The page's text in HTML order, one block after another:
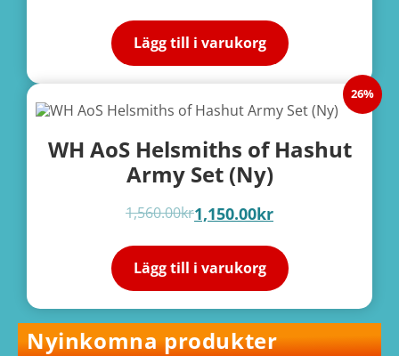
Lägg till i varukorg
26%
WH AoS Helsmiths of Hashut
Army Set (Ny)
1,560.00kr1,150.00kr
Lägg till i varukorg
Nyinkomna produkter